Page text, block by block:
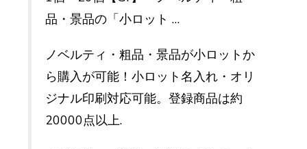
品・景品の「小ロット …
ノベルティ・粗品・景品が小ロットか
ら購入が可能！小ロット名入れ・オリ
ジナル印刷対応可能。登録商品は約
20000点以上.